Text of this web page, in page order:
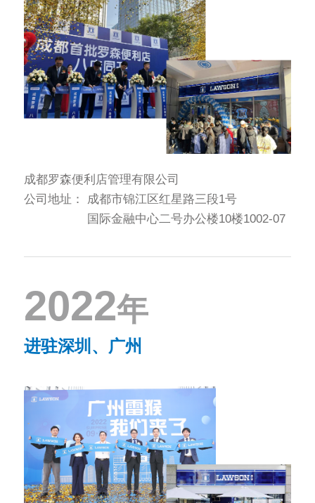
成都罗森便利店管理有限公司
公司地址：
成都市锦江区红星路三段1号
国际金融中心二号办公楼10楼1002-07
2022年
进驻深圳、广州